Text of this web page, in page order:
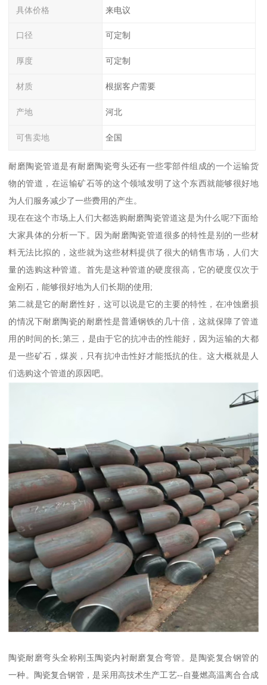
具体价格 来电议
口径 可定制
厚度 可定制
材质 根据客户需要
产地 河北
可售卖地 全国
耐磨陶瓷管道是有耐磨陶瓷弯头还有一些零部件组成的一个运输货
物的管道，在运输矿石等的这个领域发明了这个东西就能够很好地
为人们服务减少了一些费用的产生。
现在在这个市场上人们大都选购耐磨陶瓷管道这是为什么呢?下面给
大家具体的分析一下。因为耐磨陶瓷管道很多的特性是别的一些材
料无法比拟的，这些就为这些材料提供了很大的销售市场，人们大
量的选购这种管道。首先是这种管道的硬度很高，它的硬度仅次于
金刚石，能够很好地为人们长期的使用;
第二就是它的耐磨性好，这可以说是它的主要的特性，在冲蚀磨损
的情况下耐磨陶瓷的耐磨性是普通钢铁的几十倍，这就保障了管道
用的时间的长;第三，是由于它的抗冲击的性能好，因为运输的大都
是一些矿石，煤炭，只有抗冲击性好才能抵抗的住。这大概就是人
们选购这个管道的原因吧。
陶瓷耐磨弯头全称刚玉陶瓷内衬耐磨复合弯管。是陶瓷复合钢管的
一种。陶瓷复合钢管，是采用高技术生产工艺--自蔓燃高温离合合成